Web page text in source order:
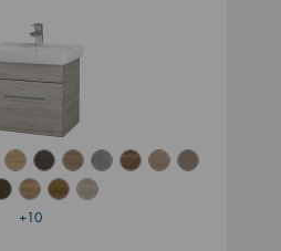
+10